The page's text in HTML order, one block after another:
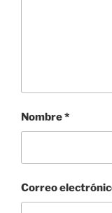
Nombre*
Correo